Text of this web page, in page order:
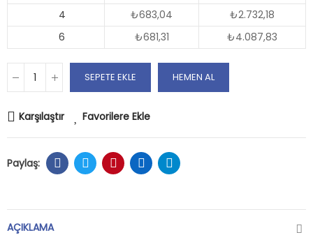
4
₺683,04
₺2.732,18
6
₺681,31 ₺4.087,83
SEPETE EKLE HEMEN AL
Karşılaştır Favorilere Ekle
AÇIKLAMA